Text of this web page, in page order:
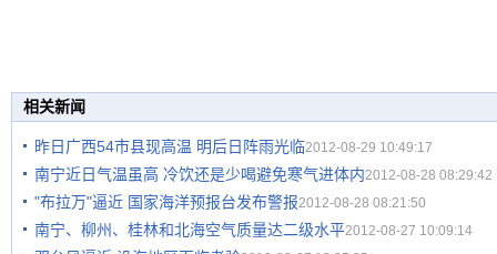
相关新闻
昨日广西54市县现高温 明后日阵雨光临2012-08-29 10:49:17
南宁近日气温虽高 冷饮还是少喝避免寒气进体内2012-08-28 08:29:42
"布拉万"逼近 国家海洋预报台发布警报2012-08-28 08:21:50
南宁、柳州、桂林和北海空气质量达二级水平2012-08-27 10:09:14